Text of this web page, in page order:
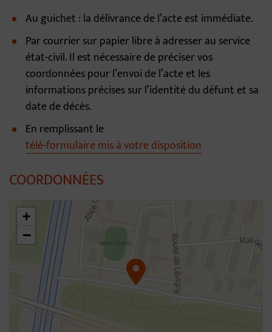
Au guichet : la délivrance de l’acte est immédiate.
Par courrier sur papier libre à adresser au service
état-civil. Il est nécessaire de préciser vos
coordonnées pour l’envoi de l’acte et les
informations précises sur l’identité du défunt et sa
date de décès.
En remplissant le
télé-formulaire mis à votre disposition
COORDONNÉES
46.31031483109773,4.796480837703209
+
−